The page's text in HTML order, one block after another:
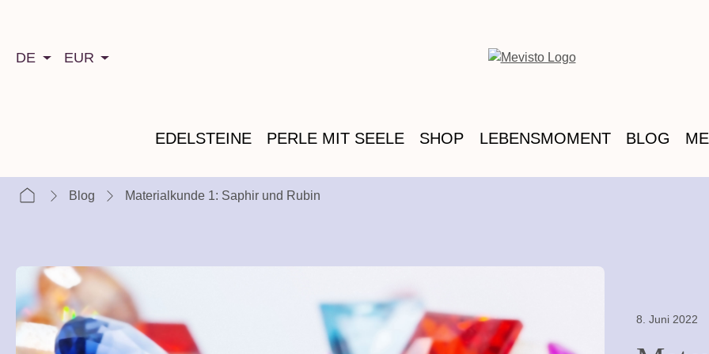
DE EUR
EDELSTEINE PERLE MIT SEELE SHOP LEBENSMOMENT BLOG
Blog Materialkunde 1: Saphir und Rubin
8. Juni 2022